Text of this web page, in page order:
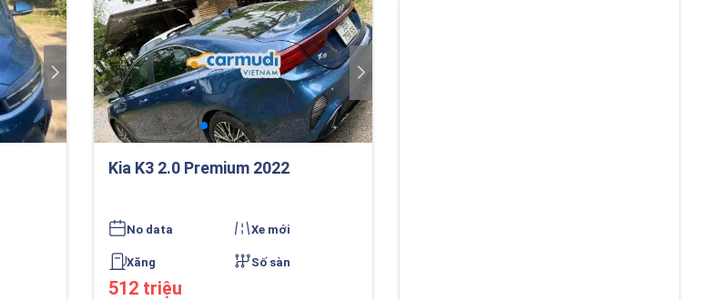
Kia K3 2.0 Premium 2022
No data Xe mới
Xăng Số sàn
512 triệu